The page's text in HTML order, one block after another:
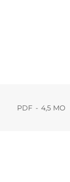
PDF 4,5 MO